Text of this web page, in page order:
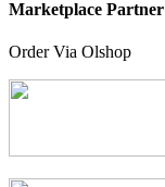
Marketplace Partner
Order Via Olshop